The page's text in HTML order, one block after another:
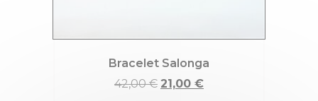
Bracelet Salonga
42,00€ 21,00 €